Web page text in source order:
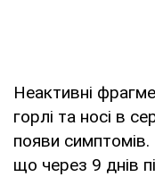
Неактивні
горлі та носі в
появи
що через 9 днів